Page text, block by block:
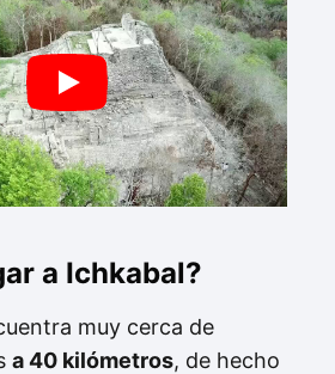
a Ichkabal?
muy cerca de
a 40 kilómetros, de hecho